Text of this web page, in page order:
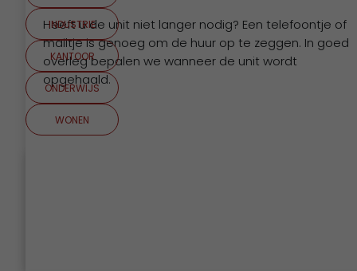
Heeft u de unit niet langer nodig? Een telefoontje of
mailtje is genoeg om de huur op te zeggen. In goed
overleg bepalen we wanneer de unit wordt
opgehaald.
INDUSTRIE
KANTOOR
ONDERWIJS
WONEN